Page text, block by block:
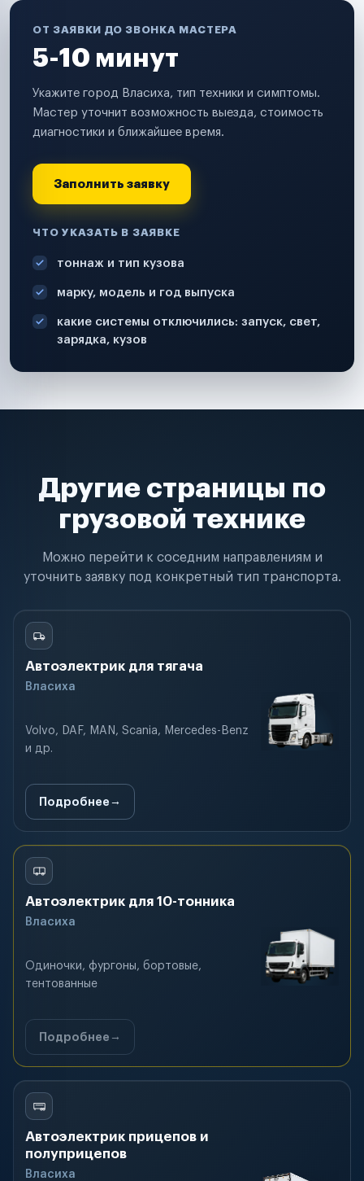
ОТ ЗАЯВКИ ДО ЗВОНКА МАСТЕРА
5-10 минут
Укажите город Власиха, тип техники и симптомы.
Мастер уточнит возможность выезда, стоимость
диагностики и ближайшее время.
Заполнить заявку
ЧТО УКАЗАТЬ В ЗАЯВКЕ
тоннаж и тип кузова
марку, модель и год выпуска
какие системы отключились: запуск, свет,
зарядка, кузов
Другие страницы по
грузовой технике
Можно перейти к соседним направлениям и
уточнить заявку под конкретный тип транспорта.
Автоэлектрик для тягача
Власиха
Volvo, DAF, MAN, Scania, Mercedes-Benz
и др.
Подробнее
Автоэлектрик для 10-тонника
Власиха
Одиночки, фургоны, бортовые,
тентованные
Подробнее
Автоэлектрик прицепов и
полуприцепов
Власиха